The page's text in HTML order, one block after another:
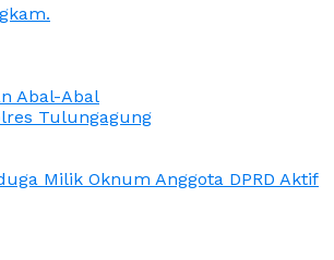
Abal-Abal
Tulungagung
Milik Oknum Anggota DPRD Aktif